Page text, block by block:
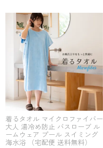
着るタオル マイクロファイバー
大人 湯冷め防止 バスローブ ル
ームウェア プール スイミング
海水浴 （宅配便 送料無料）